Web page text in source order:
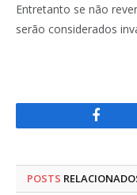
Entretanto se não
serão considerados
POSTS